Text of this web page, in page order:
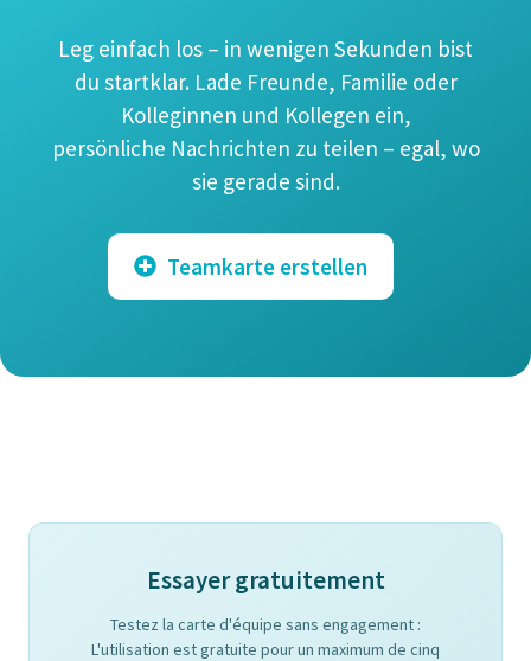
Leg einfach los – in wenigen Sekunden bist
du startklar. Lade Freunde, Familie oder
Kolleginnen und Kollegen ein,
persönliche Nachrichten zu teilen – egal, wo
sie gerade sind.
Teamkarte erstellen
Essayer gratuitement
Testez la carte d'équipe sans engagement :
L'utilisation est gratuite pour un maximum de cinq